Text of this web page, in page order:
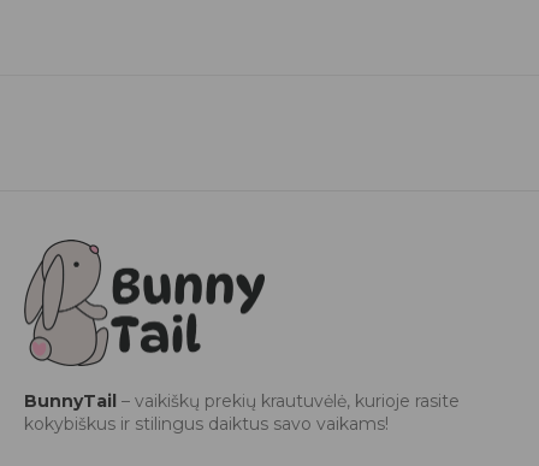
BunnyTail – vaikiškų prekių krautuvėlė, kurioje rasite
kokybiškus ir stilingus daiktus savo vaikams!